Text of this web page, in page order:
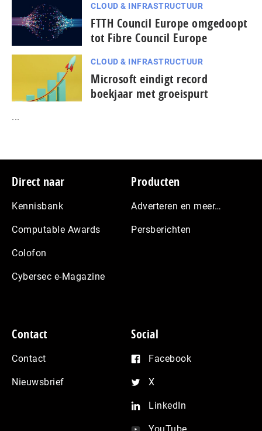
CLOUD & INFRASTRUCTUUR
FTTH Council Europe omgedoopt
tot Fibre Council Europe
CLOUD & INFRASTRUCTUUR
Microsoft eindigt record
boekjaar met groeispurt
...
Footer
Direct naar
Kennisbank
Computable Awards
Colofon
Cybersec e-Magazine
Producten
Adverteren en meer…
Persberichten
Contact
Contact
Nieuwsbrief
Social
Facebook
X
LinkedIn